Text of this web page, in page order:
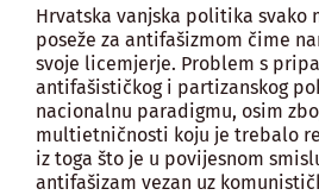
Hrvatska vanjska politika svako
poseže za antifašizmom čime
svoje licemjerje. Problem s
antifašističkog i partizanskog
nacionalnu paradigmu, osim
multietničnosti koju je trebalo
iz toga što je u povijesnom
antifašizam vezan uz